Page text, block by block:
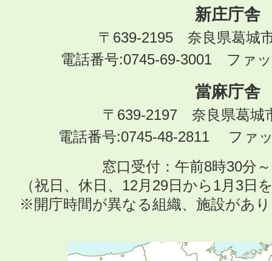
新庄庁舎
〒639-2195 奈良県葛城
電話番号:0745-69-3001 ファ
當麻庁舎
〒639-2197 奈良県葛城
電話番号:0745-48-2811 ファ
窓口受付：午前8時30分
（祝日、休日、12月29日から1月3日
※開庁時間が異なる組織、施設があ